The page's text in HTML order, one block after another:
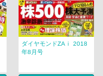
ダイヤモンドZAｉ 2018
年8月号